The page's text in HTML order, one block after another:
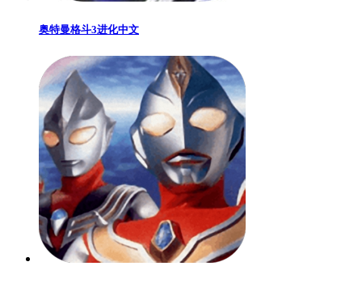
奥特曼格斗3进化中文